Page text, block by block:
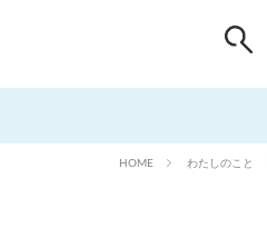
HOME わたしのこと